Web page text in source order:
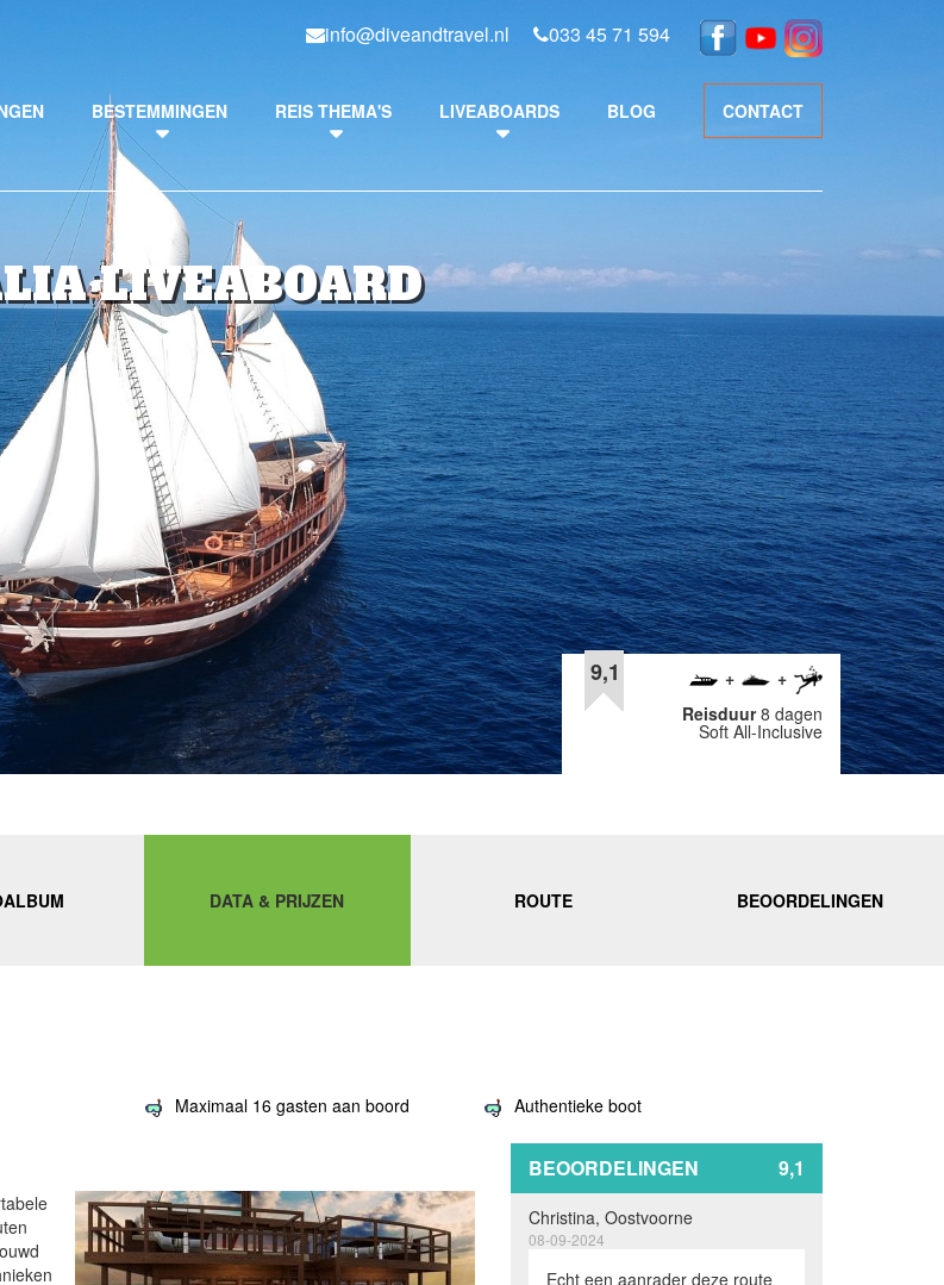
info@diveandtravel.nl 033 45 71 594
BESTEMMINGEN REIS THEMA'S LIVEABOARDS BLOG CONTACT
LIVEABOARD
9,1
Reisduur8 dagen
Soft All-Inclusive
DATA & PRIJZEN ROUTE BEOORDELINGEN
Maximaal 16 gasten aan boord Authentieke boot
BEOORDELINGEN 9,1
Christina, Oostvoorne
08-09-2024
Echt een aanrader deze route